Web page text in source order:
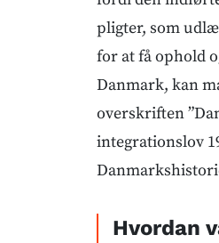
pligter, som
for at få ophold
Danmark, kan
overskriften
integrationslov
Hvordan